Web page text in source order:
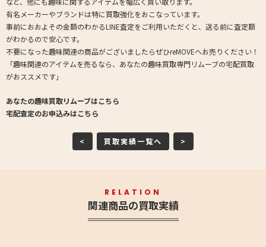
有名メーカーやブランドは特に買取強化をおこなっています。
事前におおよその金額のわかるLINE査定をご利用いただくと、送る前に査定額
がわかるので安心です。
不要になった趣味関連の商品がございましたらぜひreMOVEへお売りください！
「趣味関連のアイテムを売るなら、あなたの趣味買取専門リムーブの宅配買取
がおススメです」
あなたの趣味買取リムーブはこちら
宅配査定のお申込みはこちら
< 買取実績一覧へ >
RELATION
関連商品の買取実績